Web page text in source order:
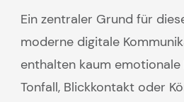
Ein zentraler Grund für
moderne digitale
enthalten kaum
Tonfall, Blickkontakt oder